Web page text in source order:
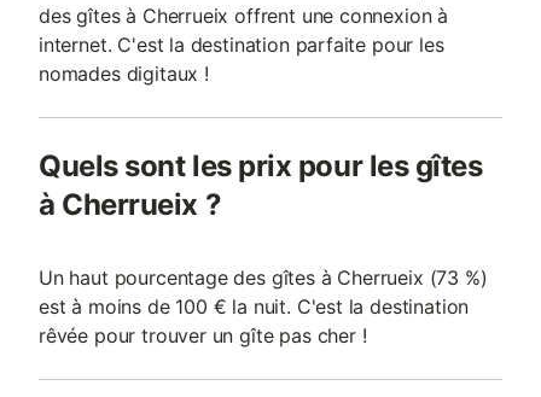
des gîtes à Cherrueix offrent une connexion à
internet. C'est la destination parfaite pour les
nomades digitaux !
Quels sont les prix pour les gîtes
à Cherrueix ?
Un haut pourcentage des gîtes à Cherrueix (73 %)
est à moins de 100 € la nuit. C'est la destination
rêvée pour trouver un gîte pas cher !